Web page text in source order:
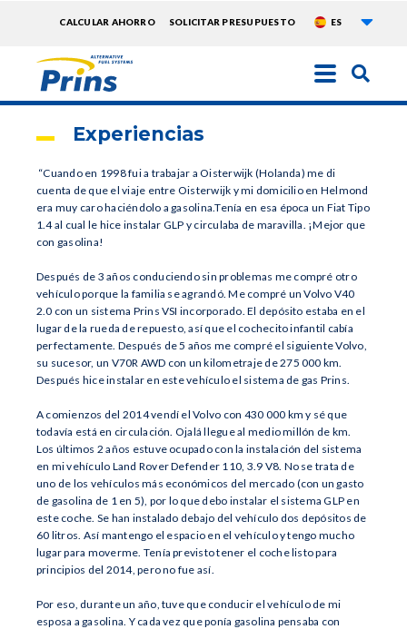
TOPMENU
CALCULAR AHORRO SOLICITAR PRESUPUESTO ES
Experiencias
“Cuando en 1998 fui a trabajar a Oisterwijk (Holanda) me di
cuenta de que el viaje entre Oisterwijk y mi domicilio en Helmond
era muy caro haciéndolo a gasolina.Tenía en esa época un Fiat Tipo
1.4 al cual le hice instalar GLP y circulaba de maravilla. ¡Mejor que
con gasolina!
Después de 3 años conduciendo sin problemas me compré otro
vehículo porque la familia se agrandó. Me compré un Volvo V40
2.0 con un sistema Prins VSI incorporado. El depósito estaba en el
lugar de la rueda de repuesto, así que el cochecito infantil cabía
perfectamente. Después de 5 años me compré el siguiente Volvo,
su sucesor, un V70R AWD con un kilometraje de 275 000 km.
Después hice instalar en este vehículo el sistema de gas Prins.
A comienzos del 2014 vendí el Volvo con 430 000 km y sé que
todavía está en circulación. Ojalá llegue al medio millón de km.
Los últimos 2 años estuve ocupado con la instalación del sistema
en mi vehículo Land Rover Defender 110, 3.9 V8. No se trata de
uno de los vehículos más económicos del mercado (con un gasto
de gasolina de 1 en 5), por lo que debo instalar el sistema GLP en
este coche. Se han instalado debajo del vehículo dos depósitos de
60 litros. Así mantengo el espacio en el vehículo y tengo mucho
lugar para moverme. Tenía previsto tener el coche listo para
principios del 2014, pero no fue así.
Por eso, durante un año, tuve que conducir el vehículo de mi
esposa a gasolina. Y cada vez que ponía gasolina pensaba con